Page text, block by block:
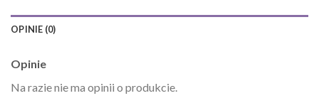
OPINIE (0)
Opinie
Na razie nie ma opinii o produkcie.